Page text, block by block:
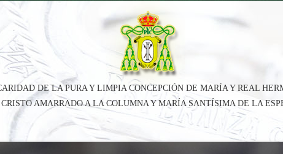
DE LA PURA Y LIMPIA CONCEPCIÓN DE MARÍA Y REAL
AMARRADO A LA COLUMNA Y MARÍA SANTÍSIMA DE LA